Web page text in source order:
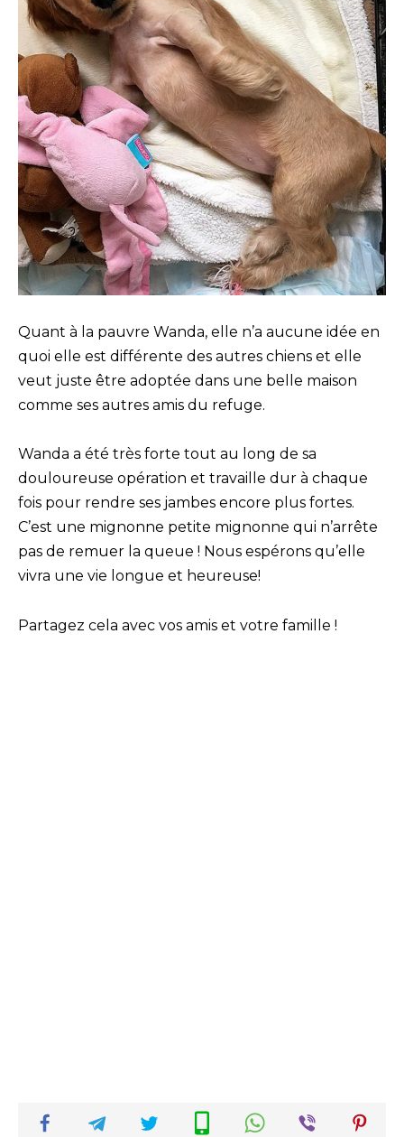
Quant à la pauvre Wanda, elle n’a aucune idée en
quoi elle est différente des autres chiens et elle
veut juste être adoptée dans une belle maison
comme ses autres amis du refuge.
Wanda a été très forte tout au long de sa
douloureuse opération et travaille dur à chaque
fois pour rendre ses jambes encore plus fortes.
C’est une mignonne petite mignonne qui n’arrête
pas de remuer la queue ! Nous espérons qu’elle
vivra une vie longue et heureuse!
Partagez cela avec vos amis et votre famille !